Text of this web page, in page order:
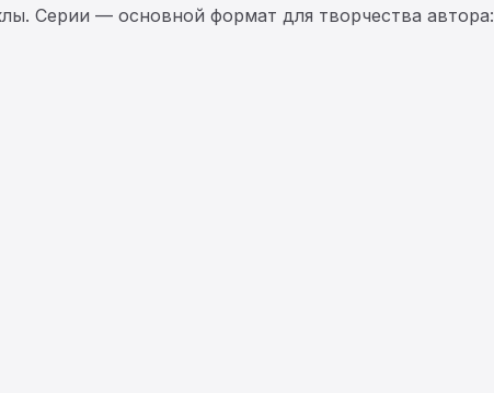
Серии — основной формат для творчества автора: